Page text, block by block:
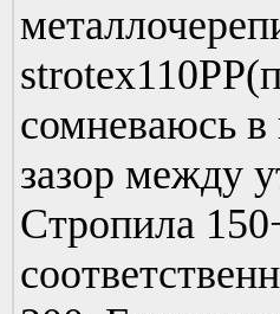
сомневаюсь
зазор между
Стропила